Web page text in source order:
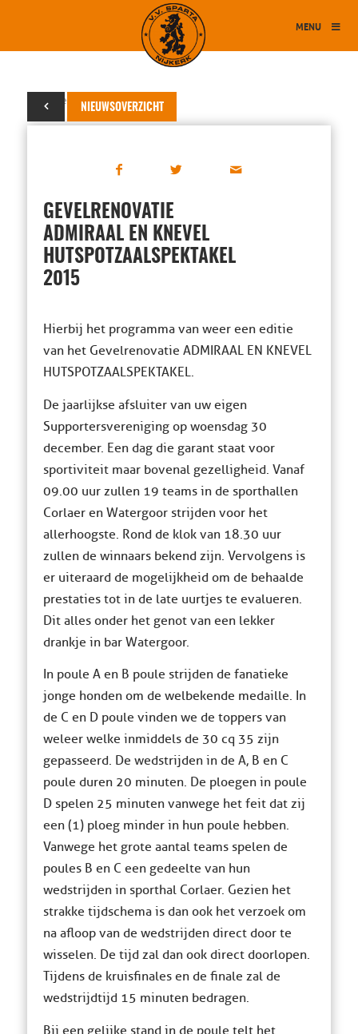
MENU
NIEUWSOVERZICHT
28 december 2015
GEVELRENOVATIE
ADMIRAAL EN KNEVEL
HUTSPOTZAALSPEKTAKEL
2015
Hierbij het programma van weer een editie
van het Gevelrenovatie ADMIRAAL EN KNEVEL
HUTSPOTZAALSPEKTAKEL.
De jaarlijkse afsluiter van uw eigen
Supportersvereniging op woensdag 30
december. Een dag die garant staat voor
sportiviteit maar bovenal gezelligheid. Vanaf
09.00 uur zullen 19 teams in de sporthallen
Corlaer en Watergoor strijden voor het
allerhoogste. Rond de klok van 18.30 uur
zullen de winnaars bekend zijn. Vervolgens is
er uiteraard de mogelijkheid om de behaalde
prestaties tot in de late uurtjes te evalueren.
Dit alles onder het genot van een lekker
drankje in bar Watergoor.
In poule A en B poule strijden de fanatieke
jonge honden om de welbekende medaille. In
de C en D poule vinden we de toppers van
weleer welke inmiddels de 30 cq 35 zijn
gepasseerd. De wedstrijden in de A, B en C
poule duren 20 minuten. De ploegen in poule
D spelen 25 minuten vanwege het feit dat zij
een (1) ploeg minder in hun poule hebben.
Vanwege het grote aantal teams spelen de
poules B en C een gedeelte van hun
wedstrijden in sporthal Corlaer. Gezien het
strakke tijdschema is dan ook het verzoek om
na afloop van de wedstrijden direct door te
wisselen. De tijd zal dan ook direct doorlopen.
Tijdens de kruisfinales en de finale zal de
wedstrijdtijd 15 minuten bedragen.
Bij een gelijke stand in de poule telt het